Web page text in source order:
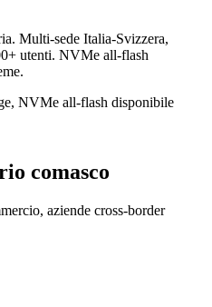
Multi-sede Italia-Svizzera,
utenti. NVMe all-flash
NVMe all-flash disponibile
comasco
aziende cross-border